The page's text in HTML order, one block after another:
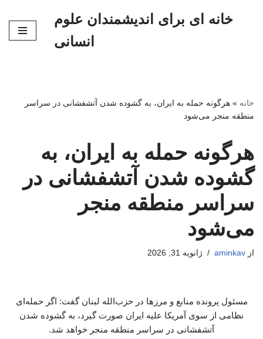
خانه ای برای اندیشمندان علوم
انسانی
خانه » هرگونه حمله به ایران، به گشوده شدن آتشفشانی در سراسر
منطقه منجر می‌شود
هرگونه حمله به ایران، به
گشوده شدن آتشفشانی در
سراسر منطقه منجر
می‌شود
از aminkav ژانویه 31, 2026
مسئول پرونده منابع و مرزها در حزب‌الله لبنان گفت: اگر حمله‌ای
نظامی از سوی آمریکا علیه ایران صورت گیرد، به گشوده شدن
آتشفشانی در سراسر منطقه منجر خواهد شد.